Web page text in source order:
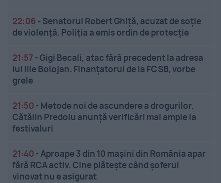
22:06 - Senatorul Robert Ghiță, acuzat de soție
de violență. Poliția a emis ordin de protecție
21:57 -Gigi Becali, atac fără precedent la adresa
lui Ilie Bolojan. Finanțatorul de la FCSB, vorbe
grele
21:50 - Metode noi de ascundere a drogurilor.
Cătălin Predoiu anunță verificări mai ample la
festivaluri
21:40 -Aproape 3 din 10 mașini din România apar
fără RCA activ. Cine plătește când șoferul
vinovat nu e asigurat